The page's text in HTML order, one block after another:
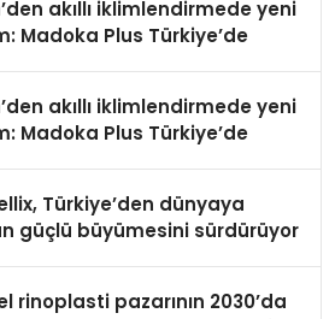
akıllı iklimlendirmede yeni
Madoka Plus Türkiye’de
akıllı iklimlendirmede yeni
Madoka Plus Türkiye’de
Türkiye’den dünyaya
güçlü büyümesini sürdürüyor
rinoplasti pazarının 2030’da